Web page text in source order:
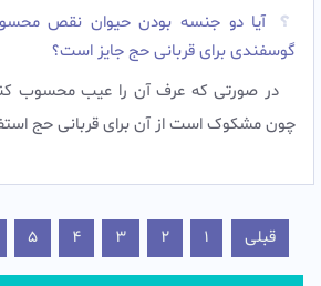
آیا دو جنسه بودن حیوان نقص
گوسفندی برای قربانی حج جایز است؟
در صورتی که عرف آن را عیب محسوب
چون مشکوک است از آن برای قربانی حج
قبلی 1
2
3
4
5